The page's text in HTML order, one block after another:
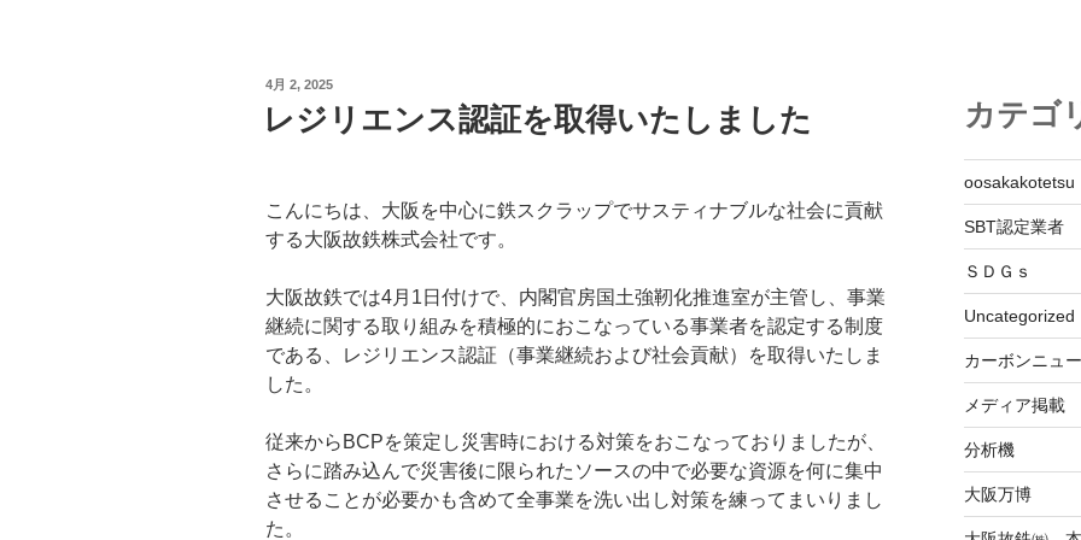
投
日:
4月 2, 2025
レジリエンス認証を取得いたしました
こんにちは、大阪を中心に鉄スクラップでサスティナブルな社会に貢献
する大阪故鉄株式会社です。
大阪故鉄では4月1日付けで、内閣官房国土強靭化推進室が主管し、事業
継続に関する取り組みを積極的におこなっている事業者を認定する制度
である、レジリエンス認証（事業継続および社会貢献）を取得いたしま
した。
従来からBCPを策定し災害時における対策をおこなっておりましたが、
さらに踏み込んで災害後に限られたソースの中で必要な資源を何に集中
させることが必要かも含めて全事業を洗い出し対策を練ってまいりまし
た。
カテゴ
oosakakotetsu
SBT認定業者
ＳＤＧｓ
Uncategorized
カーボンニュ
メディア掲載
分析機
大阪万博